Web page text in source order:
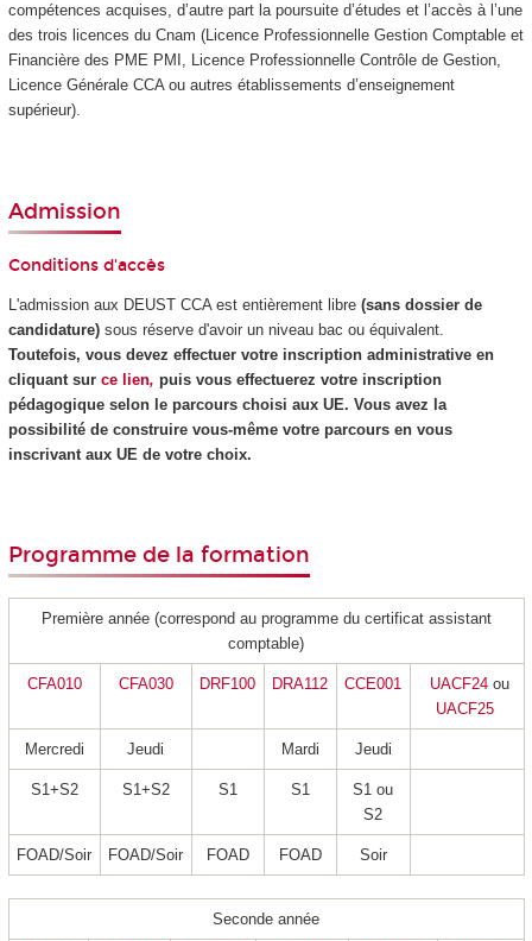
compétences acquises, d’autre part la poursuite d’études et l’accès à l’une
des trois licences du Cnam (Licence Professionnelle Gestion Comptable et
Financière des PME PMI, Licence Professionnelle Contrôle de Gestion,
Licence Générale CCA ou autres établissements d’enseignement
supérieur).
Admission
Conditions d'accès
L'admission aux DEUST CCA est entièrement libre (sans dossier de
candidature)sous réserve d'avoir un niveau bac ou équivalent.
Toutefois, vous devez effectuer votre inscription administrative en
cliquant sur ce lien, puis vous effectuerez votre inscription
pédagogique selon le parcours choisi aux UE. Vous avez la
possibilité de construire vous-même votre parcours en vous
inscrivant aux UE de votre choix.
Programme de la formation
Première année (correspond au programme du certificat assistant
comptable)
CFA010 CFA030 DRF100 DRA112 CCE001 UACF24 ou
UACF25
Mercredi Jeudi Mardi Jeudi
S1+S2 S1+S2 S1 S1
S1 ou
S2
FOAD/Soir FOAD/Soir FOAD FOAD Soir
Seconde année